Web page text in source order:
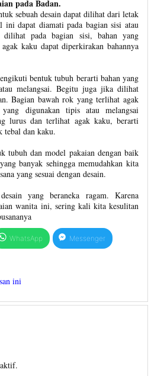
pada Badan.
sebuah desain dapat dilihat dari letak
ini dapat diamati pada bagian sisi atau
dilihat pada bagian sisi, bahan yang
kaku dapat diperkirakan bahannya
bentuk tubuh berarti bahan yang
melangsai. Begitu juga jika dilihat
Bagian bawah rok yang terlihat agak
digunakan tipis atau melangsai
lurus dan terlihat agak kaku, berarti
tebal dan kaku.
tubuh dan model pakaian dengan baik
banyak sehingga memudahkan kita
yang sesuai dengan desain.
yang beraneka ragam. Karena
wanita ini, sering kali kita kesulitan
WhatsApp Messenger
ini